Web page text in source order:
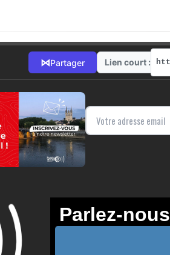
⋈Partager Lien court :